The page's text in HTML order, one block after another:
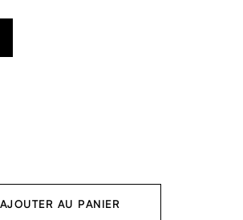
AJOUTER AU PANIER